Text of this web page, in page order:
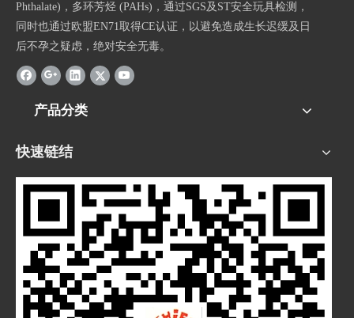
Phthalate)，多环芳烃 (PAHs)，通过SGS及ST安全玩具检测，
同时也通过欧盟EN71取得CE认证，以避免造成生长迟缓及日
后不孕之疑虑，绝对安全无毒。
产品分类
快速链结